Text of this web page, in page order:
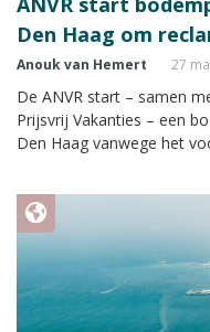
Den Haag om
Anouk van Hemert 27
De ANVR start – samen
Prijsvrij Vakanties – een
Den Haag vanwege het